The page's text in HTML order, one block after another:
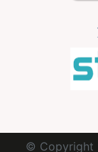
© Copyright